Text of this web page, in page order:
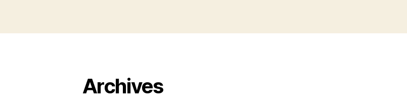
Archives